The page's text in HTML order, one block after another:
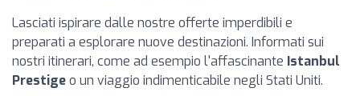
Lasciati ispirare dalle nostre offerte imperdibili e
preparati a esplorare nuove destinazioni. Informati sui
nostri itinerari, come ad esempio l'affascinante Istanbul
Prestigeo un viaggio indimenticabile negli Stati Uniti.